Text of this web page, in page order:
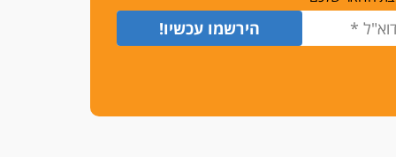
שמחה ב-7 באוקטובר
אשם